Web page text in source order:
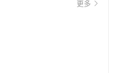
更多